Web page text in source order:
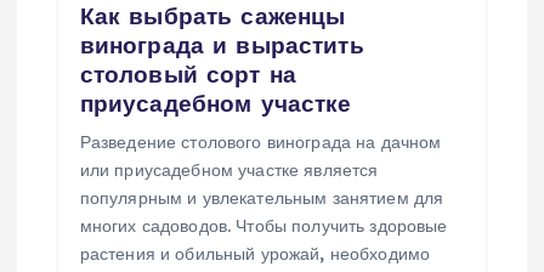
Как выбрать саженцы
винограда и вырастить
столовый сорт на
приусадебном участке
Разведение столового винограда на дачном
или приусадебном участке является
популярным и увлекательным занятием для
многих садоводов. Чтобы получить здоровые
растения и обильный урожай, необходимо